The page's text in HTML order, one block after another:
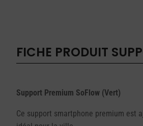
FICHE PRODUIT
Support Premium SoFlow (Vert)
Ce support smartphone premium est